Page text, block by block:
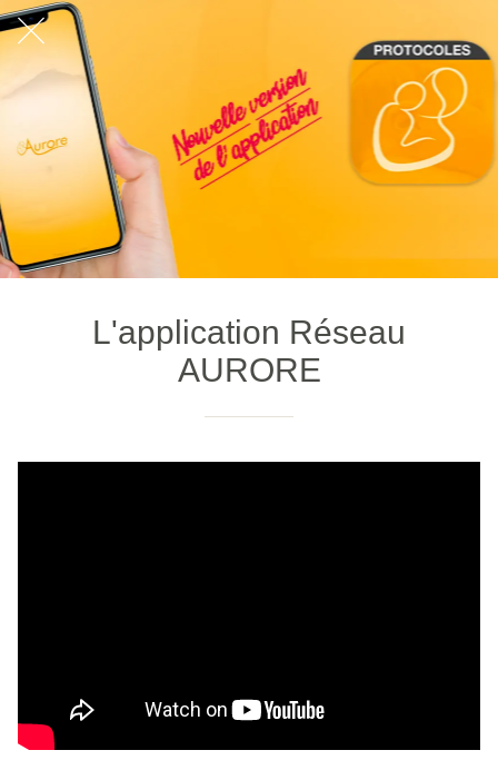
L'application Réseau
AURORE